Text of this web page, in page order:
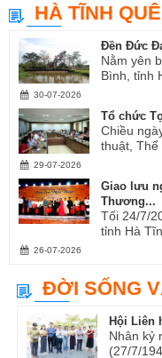
HÀ TĨNH
Đền Đức
Nằm yên
Bình, tỉnh
30-07-2026
Tổ chức
Chiều
thuật, Thể
29-07-2026
Giao lưu
Thương...
Tối 24/7/
tỉnh Hà
26-07-2026
ĐỜI SỐNG
Hội Liên
Nhân kỷ
(27/7/